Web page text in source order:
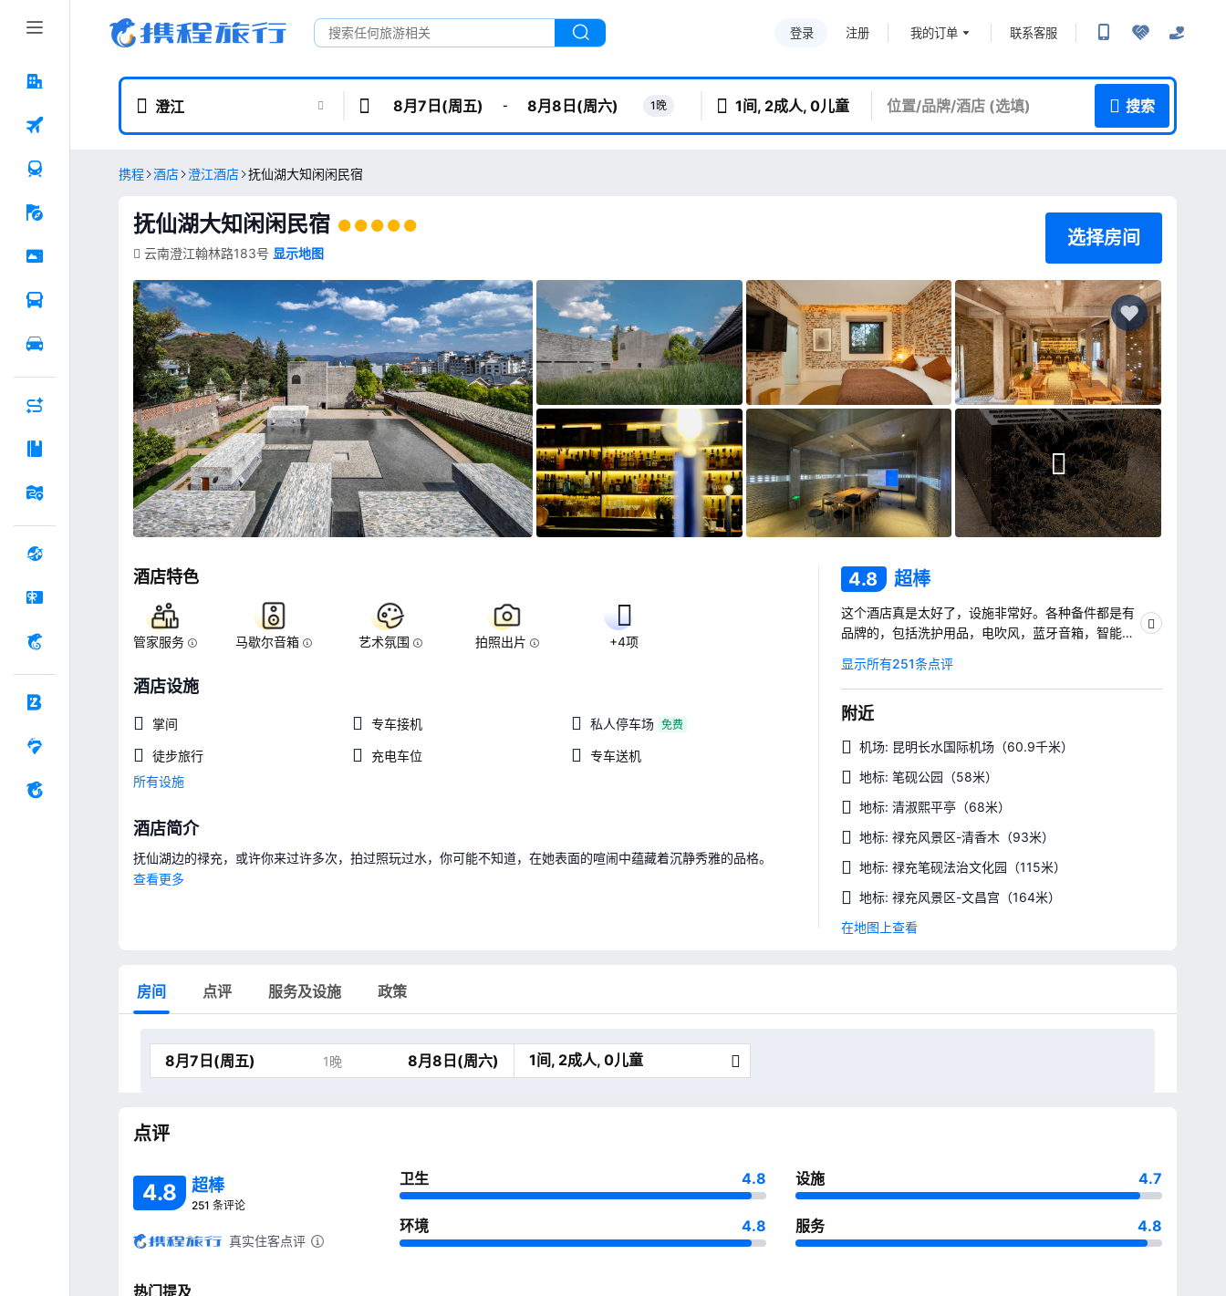
登录 注册 我的订单 联系客服
澄江
8月7日(周五)
-
8月8日(周六)
1晚 1间, 2成人, 0儿童 搜索
携程 酒店 澄江酒店 抚仙湖大知闲闲民宿
抚仙湖大知闲闲民宿
云南澄江翰林路183号 显示地图
选择房间
酒店特色
管家服务 马歇尔音箱 艺术氛围 拍照出片 +4项
酒店设施
掌间 专车接机 私人停车场 免费
徒步旅行 充电车位
专车送机
所有设施
酒店简介
抚仙湖边的禄充，或许你来过许多次，拍过照玩过水，你可能不知道，在她表面的喧闹中蕴藏着沉静秀雅的品格。
查看更多
4.8 超棒
这个酒店真是太好了，设施非常好。各种备件都是有
品牌的，包括洗护用品，电吹风，蓝牙音箱，智能马
道的是酒店的设计感真的太好了，处处可出片，喜欢
拍照的有福了。另外服务也很好，帮忙提行李，有欢
迎水果，早餐是每人份，足够份量，口味也不错。
显示所有251条点评
附近
机场: 昆明长水国际机场 （60.9千米）
地标: 笔砚公园 （58米）
地标: 清淑熙平亭 （68米）
地标: 禄充风景区-清香木 （93米）
地标: 禄充笔砚法治文化园 （115米）
地标: 禄充风景区-文昌宫 （164米）
在地图上查看
房间 点评 服务及设施 政策
1晚 1间, 2成人, 0儿童
点评
4.8 超棒
251 条评论
真实住客点评
卫生 4.8 设施 4.7
环境 4.8 服务 4.8
热门提及